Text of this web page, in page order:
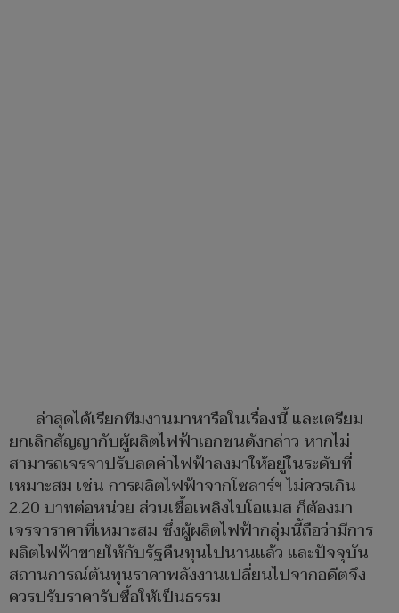
ล่าสุดได้เรียกทีมงานมาหารือในเรื่องนี้ และเตรียม
ยกเลิกสัญญากับผู้ผลิตไฟฟ้าเอกชนดังกล่าว หากไม่
สามารถเจรจาปรับลดค่าไฟฟ้าลงมาให้อยู่ในระดับที่
เหมาะสม เช่น การผลิตไฟฟ้าจากโซลาร์ฯ ไม่ควรเกิน
2.20 บาทต่อหน่วย ส่วนเชื้อเพลิงไบโอแมส ก็ต้องมา
เจรจาราคาที่เหมาะสม ซึ่งผู้ผลิตไฟฟ้ากลุ่มนี้ถือว่ามีการ
ผลิตไฟฟ้าขายให้กับรัฐคืนทุนไปนานแล้ว และปัจจุบัน
สถานการณ์ต้นทุนราคาพลังงานเปลี่ยนไปจากอดีตจึง
ควรปรับราคารับซื้อให้เป็นธรรม